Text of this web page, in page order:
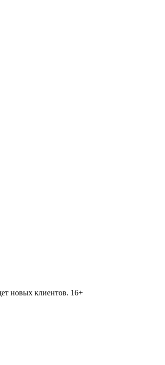
новых клиентов. 16+